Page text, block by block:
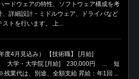
ードウェアの特性、ソフトウェア構成を考
、詳細設計・ミドルウェア、ドライバなど
ストを行います。 上...
度4月見込み） 【技術職】 [月給]
大学・大学院 [月給] 230,000円 … 短
残業代は、別途、全額支給 昇給：年1回 ...